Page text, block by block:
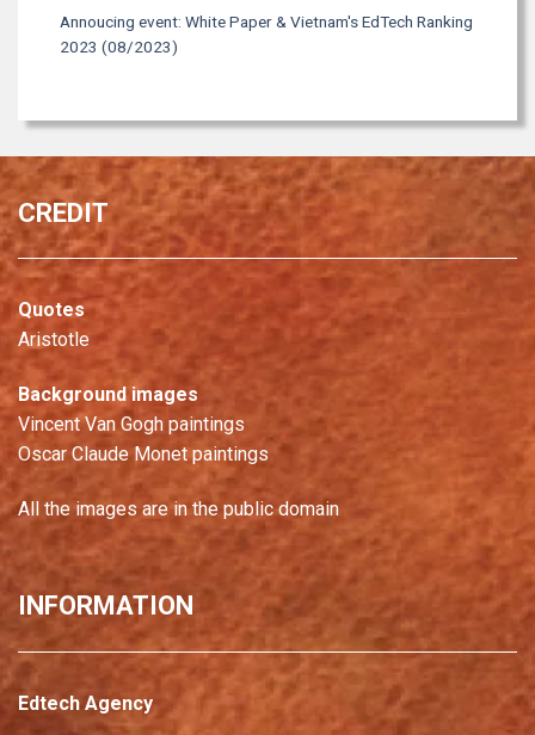
Annoucing event: White Paper & Vietnam's EdTech Ranking
2023 (08/2023)
CREDIT
Quotes
Aristotle
Background images
Vincent Van Gogh paintings
Oscar Claude Monet paintings
All the images are in the public domain
INFORMATION
Edtech Agency